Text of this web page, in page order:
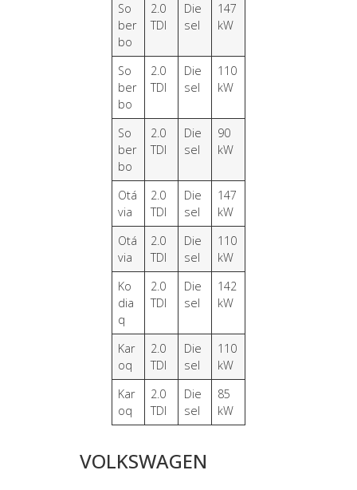
So
ber
bo
2.0
TDI
Die
sel
147
kW
So
ber
bo
2.0
TDI
Die
sel
110
kW
So
ber
bo
2.0
TDI
Die
sel
90
kW
Otá
via
2.0
TDI
Die
sel
147
kW
Otá
via
2.0
TDI
Die
sel
110
kW
Ko
dia
q
2.0
TDI
Die
sel
142
kW
Kar
oq
2.0
TDI
Die
sel
110
kW
Kar
oq
2.0
TDI
Die
sel
85
kW
VOLKSWAGEN